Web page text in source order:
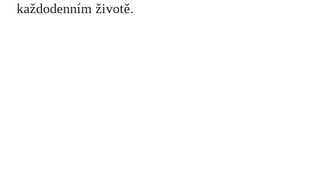
každodenním ⁢životě.